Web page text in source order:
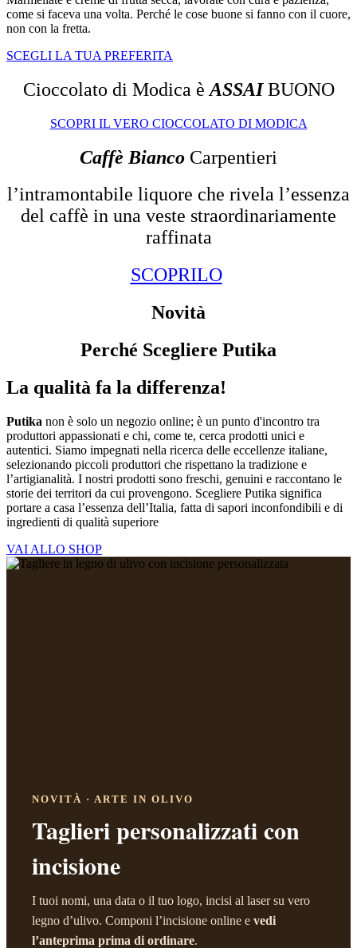
come si faceva una volta. Perché le cose buone si fanno con il cuore,
non con la fretta.
SCEGLI LA TUA PREFERITA
Cioccolato di Modica è ASSAI BUONO
SCOPRI IL VERO CIOCCOLATO DI MODICA
Caffè Bianco Carpentieri
l’intramontabile liquore che rivela l’essenza
del caffè in una veste straordinariamente
raffinata
SCOPRILO
Novità
Perché Scegliere Putika
La qualità fa la differenza!
Putika non è solo un negozio online; è un punto d'incontro tra
produttori appassionati e chi, come te, cerca prodotti unici e
autentici. Siamo impegnati nella ricerca delle eccellenze italiane,
selezionando piccoli produttori che rispettano la tradizione e
l’artigianalità. I nostri prodotti sono freschi, genuini e raccontano le
storie dei territori da cui provengono. Scegliere Putika significa
portare a casa l’essenza dell’Italia, fatta di sapori inconfondibili e di
ingredienti di qualità superiore
VAI ALLO SHOP
NOVITÀ · ARTE IN OLIVO
Taglieri personalizzati con
incisione
I tuoi nomi, una data o il tuo logo, incisi al laser su vero
legno d’ulivo. Componi l’incisione online e vedi
l’anteprima prima di ordinare.